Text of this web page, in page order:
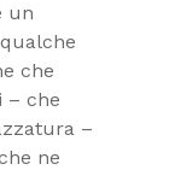
un
che
– che
–
ne